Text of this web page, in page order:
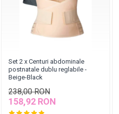
Set 2 x Centuri abdominale
postnatale dublu reglabile -
Beige-Black
238,00 RON
158,92 RON